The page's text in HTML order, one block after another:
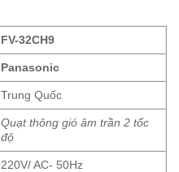
FV-32CH9
Panasonic
Trung Quốc
Quạt thông gió âm trần 2 tốc
độ
220V/ AC- 50Hz